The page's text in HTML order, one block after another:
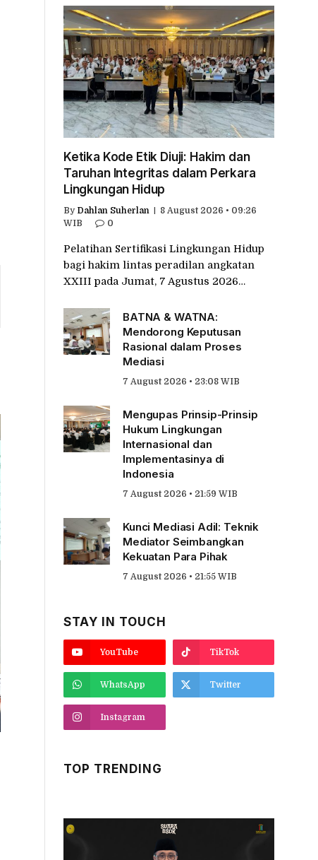
Ketika Kode Etik Diuji: Hakim dan
Taruhan Integritas dalam Perkara
Lingkungan Hidup
By Dahlan Suherlan
8 August 2026 • 09:26
WIB
0
Pelatihan Sertifikasi Lingkungan Hidup
bagi hakim lintas peradilan angkatan
XXIII pada Jumat, 7 Agustus 2026…
BATNA & WATNA:
Mendorong Keputusan
Rasional dalam Proses
Mediasi
7 August 2026 • 23:08 WIB
Mengupas Prinsip-Prinsip
Hukum Lingkungan
Internasional dan
Implementasinya di
Indonesia
7 August 2026 • 21:59 WIB
Kunci Mediasi Adil: Teknik
Mediator Seimbangkan
Kekuatan Para Pihak
7 August 2026 • 21:55 WIB
STAY IN TOUCH
YouTube TikTok
WhatsApp Twitter
Instagram
TOP TRENDING